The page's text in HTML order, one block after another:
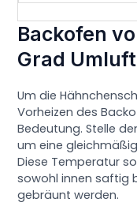
Backofen
Grad Umluft
Um die
Vorheizen des
Bedeutung. Stelle
um eine
Diese Temperatur
sowohl innen saftig
gebräunt werden.